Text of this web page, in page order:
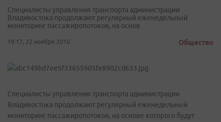
Специалисты управления транспорта администрации
Владивостока продолжают регулярный еженедельный
мониторинг пассажиропотоков, на основ
19:17, 22 ноября 2010 Общество
Специалисты управления транспорта администрации
Владивостока продолжают регулярный еженедельный
мониторинг пассажиропотоков, на основе которого будут